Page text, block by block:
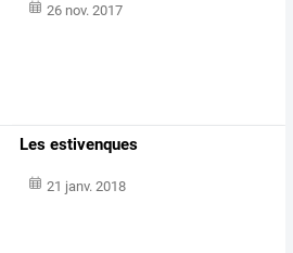
26 nov. 2017
Les estivenques
21 janv. 2018